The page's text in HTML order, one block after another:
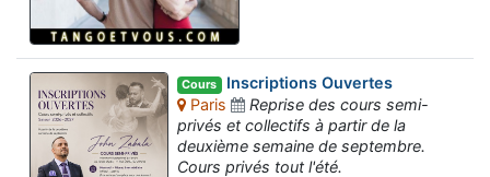
Cours Inscriptions Ouvertes
Paris
Reprise des cours semi-
privés et collectifs à partir de la
deuxième semaine de septembre.
Cours privés tout l'été.